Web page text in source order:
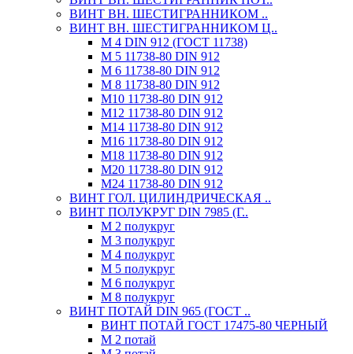
ВИНТ ВН. ШЕСТИГРАННИКОМ ..
ВИНТ ВН. ШЕСТИГРАННИКОМ Ц..
М 4 DIN 912 (ГОСТ 11738)
М 5 11738-80 DIN 912
М 6 11738-80 DIN 912
М 8 11738-80 DIN 912
М10 11738-80 DIN 912
М12 11738-80 DIN 912
М14 11738-80 DIN 912
М16 11738-80 DIN 912
М18 11738-80 DIN 912
М20 11738-80 DIN 912
М24 11738-80 DIN 912
ВИНТ ГОЛ. ЦИЛИНДРИЧЕСКАЯ ..
ВИНТ ПОЛУКРУГ DIN 7985 (Г..
М 2 полукруг
М 3 полукруг
М 4 полукруг
М 5 полукруг
М 6 полукруг
М 8 полукруг
ВИНТ ПОТАЙ DIN 965 (ГОСТ ..
ВИНТ ПОТАЙ ГОСТ 17475-80 ЧЕРНЫЙ
М 2 потай